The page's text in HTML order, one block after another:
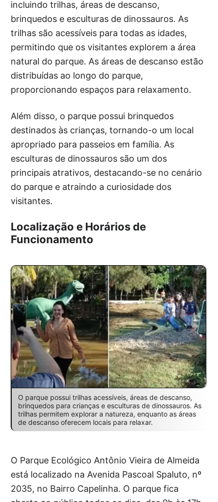
incluindo trilhas, áreas de descanso,
brinquedos e esculturas de dinossauros. As
trilhas são acessíveis para todas as idades,
permitindo que os visitantes explorem a área
natural do parque. As áreas de descanso estão
distribuídas ao longo do parque,
proporcionando espaços para relaxamento.
Além disso, o parque possui brinquedos
destinados às crianças, tornando-o um local
apropriado para passeios em família. As
esculturas de dinossauros são um dos
principais atrativos, destacando-se no cenário
do parque e atraindo a curiosidade dos
visitantes.
Localização e Horários de
Funcionamento
O parque possui trilhas acessíveis, áreas de descanso,
brinquedos para crianças e esculturas de dinossauros. As
trilhas permitem explorar a natureza, enquanto as áreas
de descanso oferecem locais para relaxar.
O Parque Ecológico Antônio Vieira de Almeida
está localizado na Avenida Pascoal Spaluto, nº
2035, no Bairro Capelinha. O parque fica